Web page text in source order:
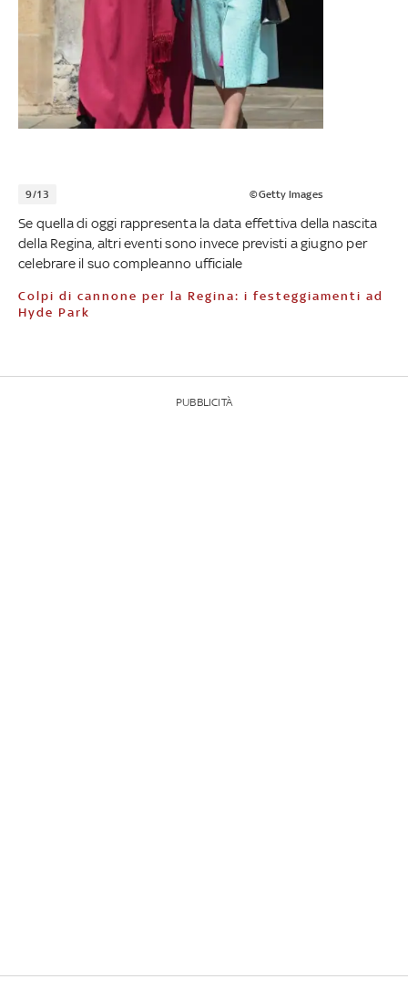
9/13 ©Getty Images
Se quella di oggi rappresenta la data effettiva della nascita
della Regina, altri eventi sono invece previsti a giugno per
celebrare il suo compleanno ufficiale
Colpi di cannone per la Regina: i festeggiamenti ad
Hyde Park
PUBBLICITÀ